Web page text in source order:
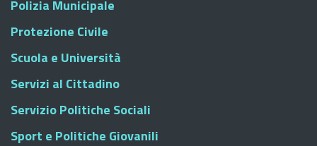
Polizia Municipale
Protezione Civile
Scuola e Università
Servizi al Cittadino
Servizio Politiche Sociali
Sport e Politiche Giovanili